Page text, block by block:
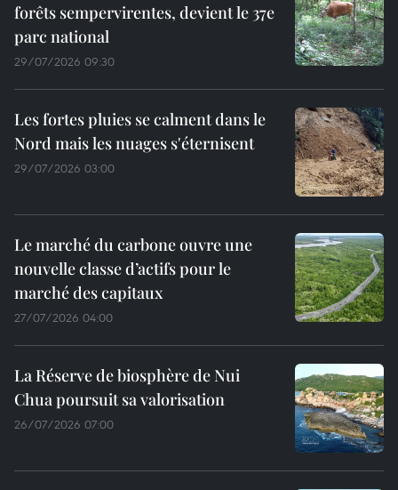
forêts sempervirentes, devient le 37e
parc national
29/07/2026 09:30
Les fortes pluies se calment dans le
Nord mais les nuages s'éternisent
29/07/2026 03:00
Le marché du carbone ouvre une
nouvelle classe d’actifs pour le
marché des capitaux
27/07/2026 04:00
La Réserve de biosphère de Nui
Chua poursuit sa valorisation
26/07/2026 07:00